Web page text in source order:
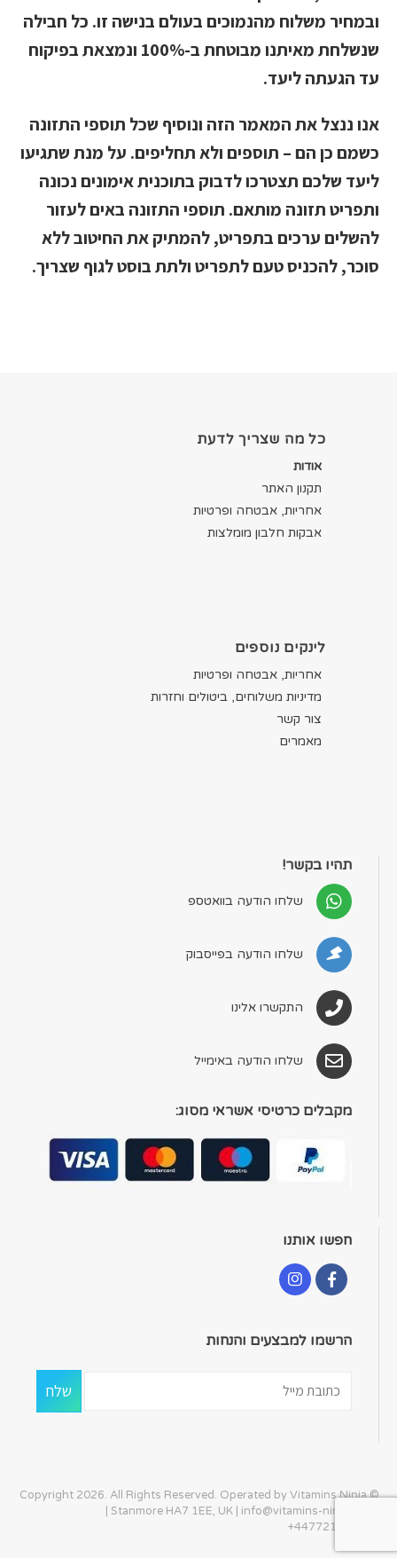
ובמחיר משלוח מהנמוכים בעולם בנישה זו. כל חבילה
שנשלחת מאיתנו מבוטחת ב-100% ונמצאת בפיקוח
עד הגעתה ליעד.
אנו ננצל את המאמר הזה ונוסיף שכל תוספי התזונה
כשמם כן הם – תוספים ולא תחליפים. על מנת שתגיעו
ליעד שלכם תצטרכו לדבוק בתוכנית אימונים נכונה
ותפריט תזונה מותאם. תוספי התזונה באים לעזור
להשלים ערכים בתפריט, להמתיק את החיטוב ללא
סוכר, להכניס טעם לתפריט ולתת בוסט לגוף שצריך.
כל מה שצריך לדעת
אודות
תקנון האתר
אחריות, אבטחה ופרטיות
אבקות חלבון מומלצות
לינקים נוספים
אחריות, אבטחה ופרטיות
מדיניות משלוחים, ביטולים וחזרות
צור קשר
מאמרים
תהיו בקשר!
שלחו הודעה בוואטספ
שלחו הודעה בפייסבוק
התקשרו אלינו
שלחו הודעה באימייל
מקבלים כרטיסי אשראי מסוג:
חפשו אותנו
הרשמו למבצעים והנחות
© Copyright 2026. All Rights Reserved. Operated by Vitamins Ninja
| Stanmore HA7 1EE, UK | info@vitamins-ninja.com
+447721405586